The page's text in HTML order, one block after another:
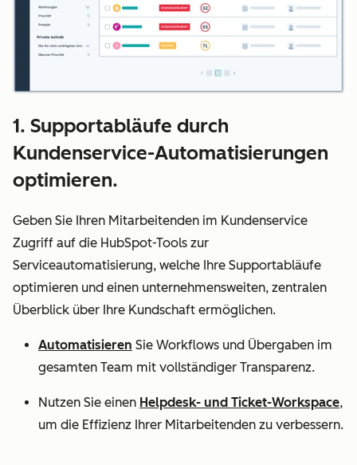
1. Supportabläufe durch
Kundenservice-Automatisierungen
optimieren.
Geben Sie Ihren Mitarbeitenden im Kundenservice
Zugriff auf die HubSpot-Tools zur
Serviceautomatisierung, welche Ihre Supportabläufe
optimieren und einen unternehmensweiten, zentralen
Überblick über Ihre Kundschaft ermöglichen.
Automatisieren Sie Workflows und Übergaben im
gesamten Team mit vollständiger Transparenz.
Nutzen Sie einen Helpdesk- und Ticket-Workspace,
um die Effizienz Ihrer Mitarbeitenden zu verbessern.